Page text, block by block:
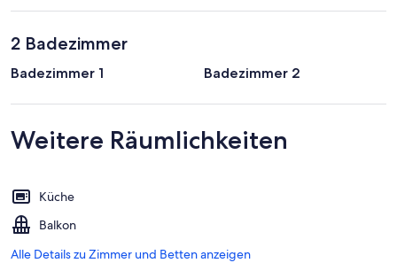
2 Badezimmer
Badezimmer 1 Badezimmer 2
Weitere Räumlichkeiten
Küche
Balkon
Alle Details zu Zimmer und Betten anzeigen